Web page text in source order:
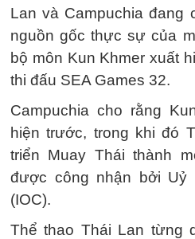
Lan và Campuchia đang
nguồn gốc thực sự của
bộ môn Kun Khmer xuất
thi đấu SEA Games 32.
Campuchia cho rằng
hiện trước, trong khi đó
triển Muay Thái thành
được công nhận bởi Uỷ
(IOC).
Thể thao Thái Lan từng